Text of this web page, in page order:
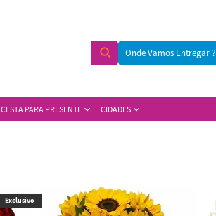
Onde Vamos Entregar ?
CESTA PARA PRESENTE CIDADES
Exclusivo